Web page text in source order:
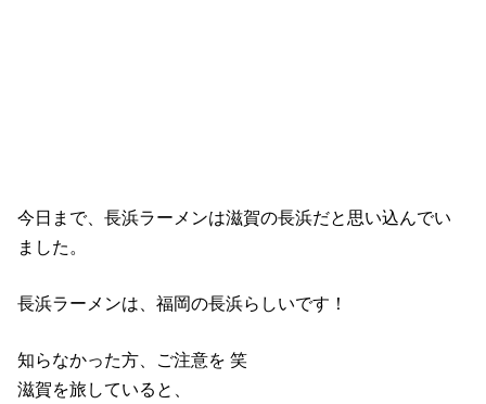
今日まで、長浜ラーメンは滋賀の長浜だと思い込んでい
ました。
長浜ラーメンは、福岡の長浜らしいです！
知らなかった方、ご注意を 笑
滋賀を旅していると、